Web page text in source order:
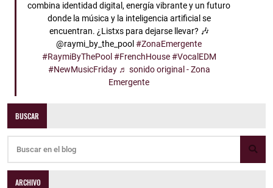
combina identidad digital, energía vibrante y un futuro
donde la música y la inteligencia artificial se
encuentran. ¿Listxs para dejarse llevar? 🎶
@raymi_by_the_pool#ZonaEmergente
#RaymiByThePool #FrenchHouse #VocalEDM
#NewMusicFriday ♬ sonido original - Zona
Emergente
BUSCAR
ARCHIVO